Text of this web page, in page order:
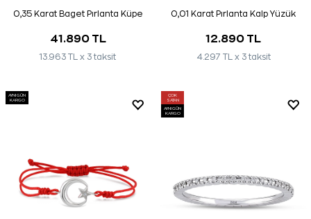
0,35 Karat Baget Pırlanta Küpe
41.890 TL
13.963 TL x 3 taksit
0,01 Karat Pırlanta Kalp Yüzük
12.890 TL
4.297 TL x 3 taksit
AYNI GÜN
KARGO
ÇOK
SATAN
AYNI GÜN
KARGO